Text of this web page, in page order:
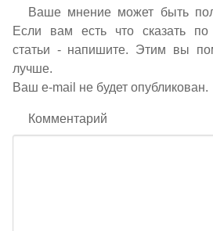
Ваше мнение может быть
Если вам есть что сказать
статьи - напишите. Этим вы
лучше.
Ваш e-mail не будет опубликован.
Комментарий